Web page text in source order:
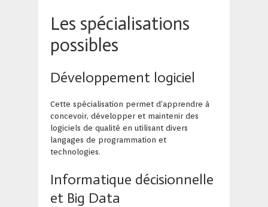
Les spécialisations
possibles
Développement logiciel
Cette spécialisation permet d’apprendre à
concevoir, développer et maintenir des
logiciels de qualité en utilisant divers
langages de programmation et
technologies.
Informatique décisionnelle
et Big Data